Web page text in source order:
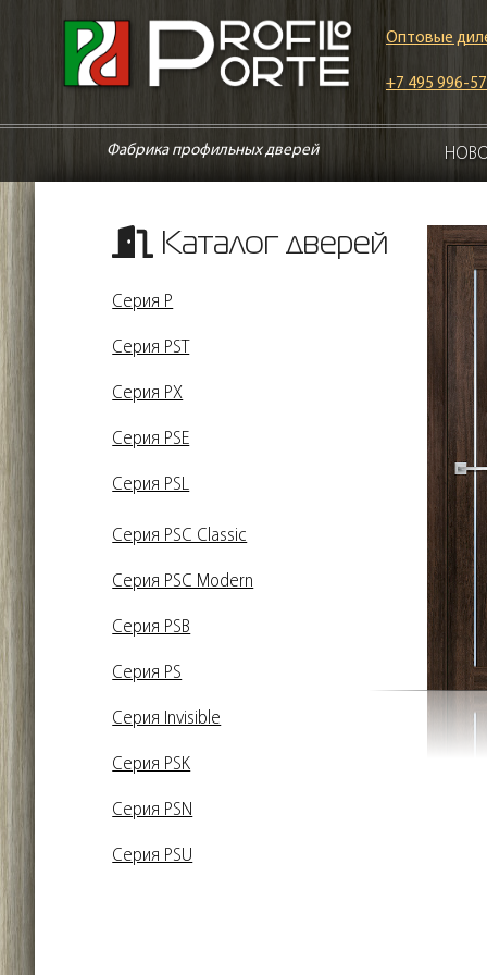
Оптовые
+7 495 996-
Фабрика профильных дверей
Каталог дверей
Серия P
Серия PST
Серия PX
Серия PSE
Серия PSL
Серия PSC Classic
Серия PSC Modern
Серия PSB
Серия PS
Серия Invisible
Серия PSK
Серия PSN
Серия PSU